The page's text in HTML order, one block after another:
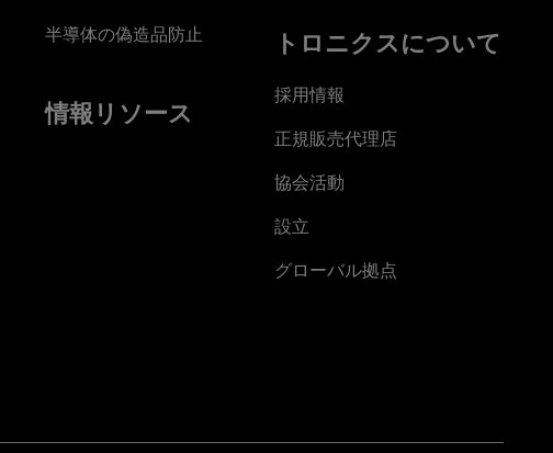
半導体の偽造品防止
情報リソース
トロニクスについて
採用情報
正規販売代理店
協会活動
設立
グローバル拠点